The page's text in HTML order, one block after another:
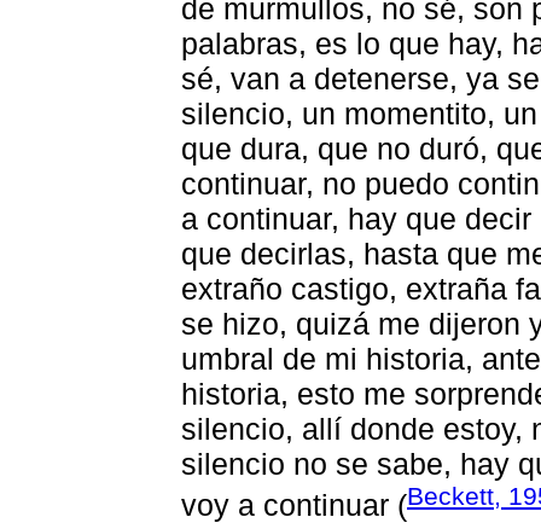
de murmullos, no sé, son
palabras, es lo que hay,
sé, van a detenerse, ya
silencio, un momentito,
que dura, que no duró,
continuar, no puedo
a continuar, hay que
que decirlas, hasta que
extraño castigo, extraña
se hizo, quizá me dijeron
umbral de mi historia,
historia, esto me
silencio, allí donde estoy,
silencio no se sabe, hay
voy a continuar (Beckett,